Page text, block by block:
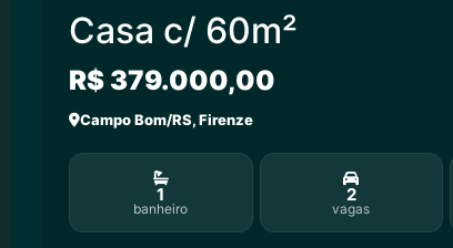
Casa c/ 60m²
R$ 379.000,00
Campo Bom/RS, Firenze
1
banheiro
2
vagas